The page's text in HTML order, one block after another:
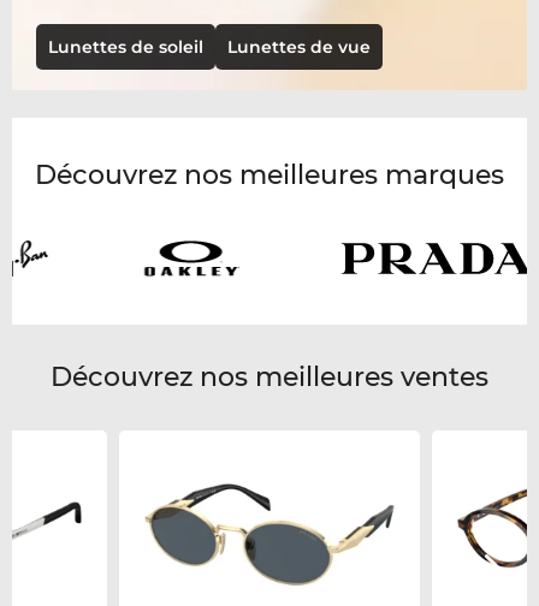
Lunettes de soleil Lunettes de vue
Découvrez nos meilleures marques
Découvrez nos meilleures ventes